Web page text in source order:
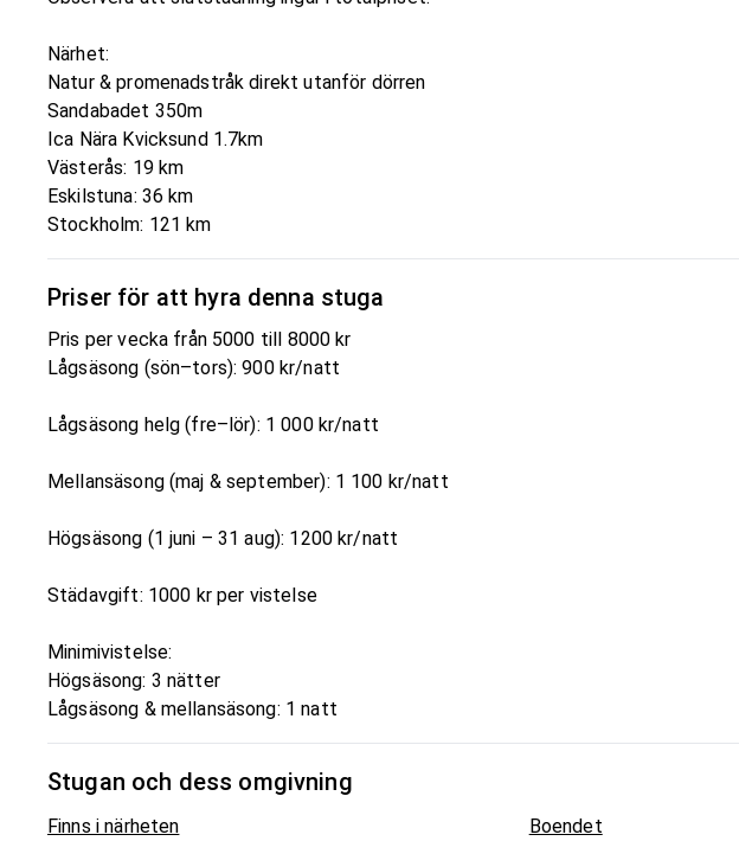
Närhet:
Natur & promenadstråk direkt utanför dörren
Sandabadet 350m
Ica Nära Kvicksund 1.7km
Västerås: 19 km
Eskilstuna: 36 km
Stockholm: 121 km
Priser för att hyra denna stuga
Pris per vecka från 5000 till 8000 kr
Lågsäsong (sön–tors): 900 kr/natt
Lågsäsong helg (fre–lör): 1 000 kr/natt
Mellansäsong (maj & september): 1 100 kr/natt
Högsäsong (1 juni – 31 aug): 1200 kr/natt
Städavgift: 1000 kr per vistelse
Minimivistelse:
Högsäsong: 3 nätter
Lågsäsong & mellansäsong: 1 natt
Stugan och dess omgivning
Finns i närheten Boendet